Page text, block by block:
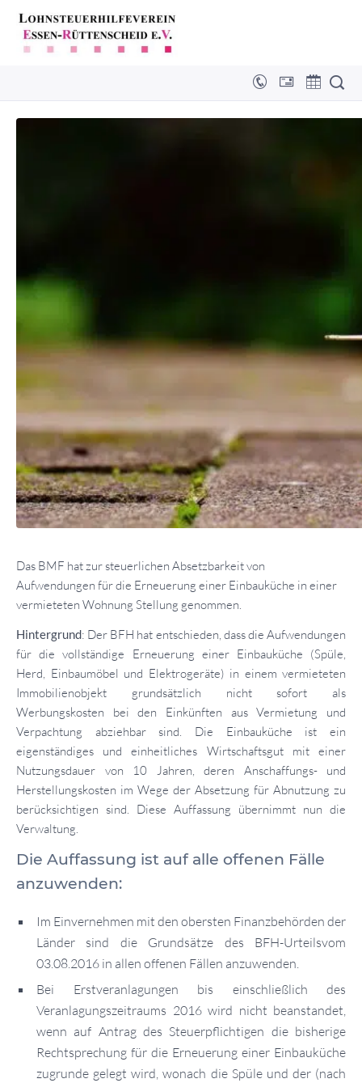
Vermietung: Einbauküche nicht sofort
absetzbar
Das BMF hat zur steuerlichen Absetzbarkeit von
Aufwendungen für die Erneuerung einer Einbauküche in einer
vermieteten Wohnung Stellung genommen.
Hintergrund: Der BFH hat entschieden, dass die Aufwendungen
für die vollständige Erneuerung einer Einbauküche (Spüle,
Herd, Einbaumöbel und Elektrogeräte) in einem vermieteten
Immobilienobjekt grundsätzlich nicht sofort als
Werbungskosten bei den Einkünften aus Vermietung und
Verpachtung abziehbar sind. Die Einbauküche ist ein
eigenständiges und einheitliches Wirtschaftsgut mit einer
Nutzungsdauer von 10 Jahren, deren Anschaffungs- und
Herstellungskosten im Wege der Absetzung für Abnutzung zu
berücksichtigen sind. Diese Auffassung übernimmt nun die
Verwaltung.
Die Auffassung ist auf alle offenen Fälle
anzuwenden:
Im Einvernehmen mit den obersten Finanzbehörden der
Länder sind die Grundsätze des BFH-Urteilsvom
03.08.2016 in allen offenen Fällen anzuwenden.
Bei Erstveranlagungen bis einschließlich des
Veranlagungszeitraums 2016 wird nicht beanstandet,
wenn auf Antrag des Steuerpflichtigen die bisherige
Rechtsprechung für die Erneuerung einer Einbauküche
zugrunde gelegt wird, wonach die Spüle und der (nach